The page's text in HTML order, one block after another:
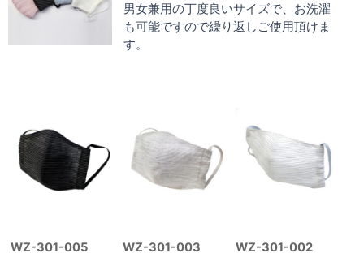
男女兼用の丁度良いサイズで、お洗濯
も可能ですので繰り返しご使用頂けま
す。
WZ-301-005 WZ-301-003 WZ-301-002